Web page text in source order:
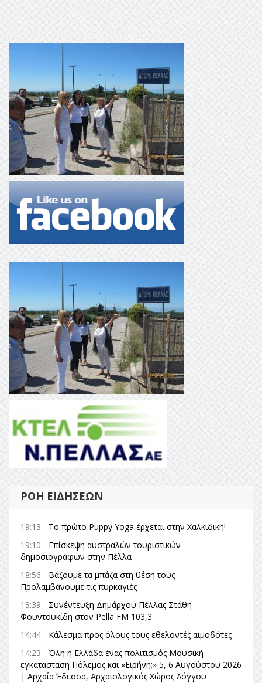
ΡΟΉ ΕΙΔΉΣΕΩΝ
19:13 - Το πρώτο Puppy Yoga έρχεται στην Χαλκιδική!
19:10 - Επίσκεψη αυστραλών τουριστικών
δημοσιογράφων στην Πέλλα
18:56 - Βάζουμε τα μπάζα στη θέση τους –
Προλαμβάνουμε τις πυρκαγιές
13:39 - Συνέντευξη Δημάρχου Πέλλας Στάθη
Φουντουκίδη στον Pella FM 103,3
14:44 - Κάλεσμα προς όλους τους εθελοντές αιμοδότες
14:23 - Όλη η Ελλάδα ένας πολιτισμός Μουσική
εγκατάσταση Πόλεμος και «Ειρήνη;» 5, 6 Αυγούστου 2026
| Αρχαία Έδεσσα, Αρχαιολογικός Χώρος Λόγγου